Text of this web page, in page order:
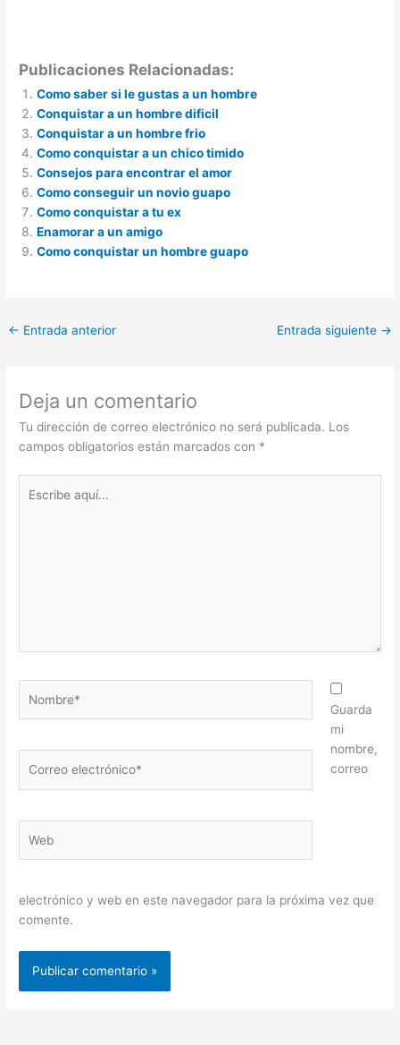
Publicaciones Relacionadas:
Como saber si le gustas a un hombre
Conquistar a un hombre dificil
Conquistar a un hombre frio
Como conquistar a un chico timido
Consejos para encontrar el amor
Como conseguir un novio guapo
Como conquistar a tu ex
Enamorar a un amigo
Como conquistar un hombre guapo
← Entrada anterior Entrada siguiente →
Deja un comentario
Tu dirección de correo electrónico no será publicada. Los
campos obligatorios están marcados con *
aquí...
electrónico*
Guarda
mi
nombre,
correo
electrónico y web en este navegador para la próxima vez que
comente.